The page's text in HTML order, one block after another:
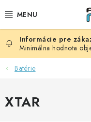
na
BATÉRIE
AUDIO - VIDEO
Minimálna hodnota
Batérie
XTAR